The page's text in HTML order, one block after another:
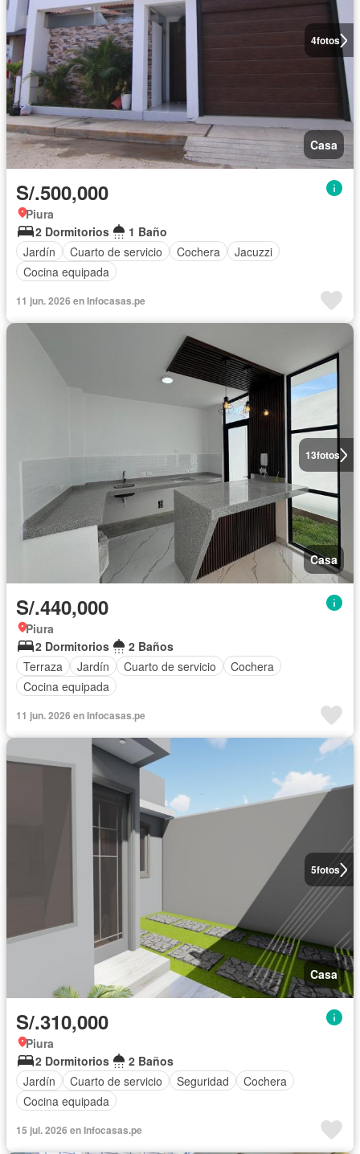
4fotos
Casa
S/.500,000
Piura
2 Dormitorios
1 Baño
Jardín
Cuarto de servicio Cochera
Jacuzzi
Cocina equipada
11 jun. 2026 en Infocasas.pe
13fotos
Casa
S/.440,000
Piura
2 Dormitorios
2 Baños
Terraza
Jardín Cuarto de servicio
Cochera
Cocina equipada
11 jun. 2026 en Infocasas.pe
5fotos
Casa
S/.310,000
Piura
2 Dormitorios
2 Baños
Jardín
Cuarto de servicio Seguridad
Cochera
Cocina equipada
15 jul. 2026 en Infocasas.pe